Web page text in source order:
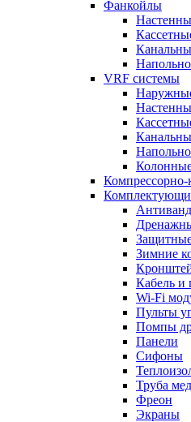
Фанкойлы
VRF системы
Компрессорно-
Зимние
Кабель и
Wi-Fi
Пульты
Помпы
Панели
Сифоны
Труба
Фреон
Экраны